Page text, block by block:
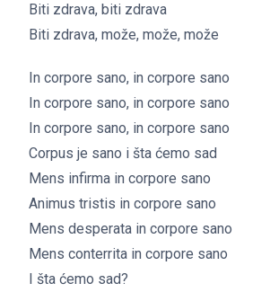
Biti zdrava, biti zdrava
Biti zdrava, može, može, može
In corpore sano, in corpore sano
In corpore sano, in corpore sano
In corpore sano, in corpore sano
Corpus je sano i šta ćemo sad
Mens infirma in corpore sano
Animus tristis in corpore sano
Mens desperata in corpore sano
Mens conterrita in corpore sano
I šta ćemo sad?